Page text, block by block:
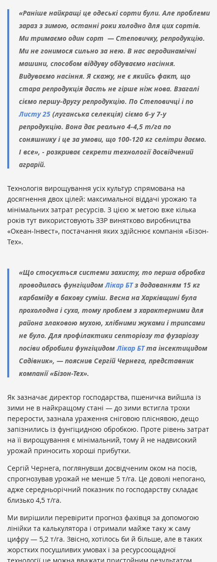
«Раніше найкращі це одеські сорти були. Але проблеми
зараз з зимою, останні роки холодно для цих сортів.
Ми тримаємо один сорт — Степовичку, репродукцію.
Ми не гонимося сильно за нею. В нас аеродинамічні
машини, способом віддуву обдуваємо насіння.
Видуваємо насіння. Я скажу, не є якийсь факт, що
стара репродукція дасть не гірше ніж нова. Взагалі
сіємо першу-другу репродукцію. По Степовичці і по
Листу 25 (луганська селекція) сіємо 6-у 7-у
репродукцію. Вона дає реально 4-4,5 т/га по
соняшнику і це за умови, що 100-120 кг селітри даємо.
І все», - розкриває секрети технології досвідчений
аграрій.
Технологія вирощування усіх культур спрямована на
досягнення двох цілей: максимальної віддачі урожаю та
мінімальних затрат ресурсів. З цією ж метою вже кілька
років тут використовують ЗЗР винятково виробництва
«Океан-Інвест», постачання яких здійснює компанія «Бізон-
Тех».
«Що стосується системи захисту, то перша обробка
проводилась фунгіцидомЛікар БТз додаванням 15 кг
карбаміду в бакову суміш. Весна на Харківщині була
прохолодна і суха, тому проблем з характерними для
района злаковою мухою, хлібними жуками і трипсами
не було. Для профілактики септоріозу та фузаріозу
посіви обробили фунгіцидомЛікар БТта інсектицидом
Садівник», — пояснив Сергій Чернега, представник
компанії «Бізон-Тех».
Як зазначає директор господарства, пшеничка вийшла із
зими не в найкращому стані — до зими встигла трохи
перерости, зазнала ураження сніговою пліснявою, дещо
запізнились із фунгіцидною обробкою. Проте рівень затрат
на її вирощування є мінімальний, тому й не надвисокий
урожай приносить хороші прибутки.
Сергій Чернега, поглянувши досвідченим оком на посів,
спрогнозував урожай не менше 5 т/га. Це доволі непогано,
адже середньорічний показник по господарству складає
близько 4,5 т/га.
Ми вирішили перевірити прогноз фахівця за допомогою
лінійки та калькулятора і отримали майже таку ж саму
цифру — 5,2 т/га. Звісно, хотілось би й більше, але в таких
жорстких посушливих умовах і за ресурсоощадної
технології це можна вважати пристойним результатом.